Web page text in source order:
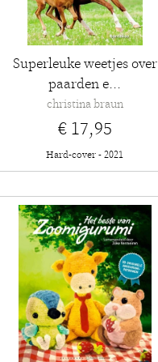
Superleuke weetjes over
paarden e...
christina braun
€ 17,95
Hard-cover - 2021